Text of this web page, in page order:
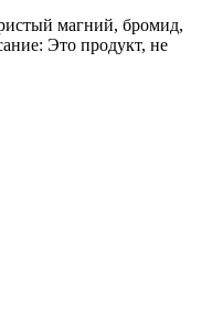
магний, бромид,
Это продукт, не